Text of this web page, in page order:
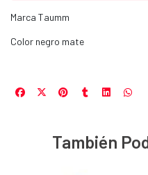
Marca Taumm
Color negro mate
También